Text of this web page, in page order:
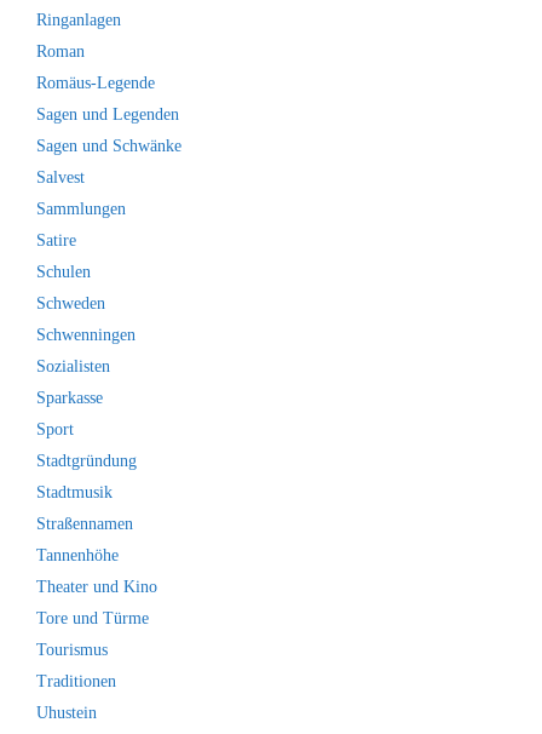
Ringanlagen
Roman
Romäus-Legende
Sagen und Legenden
Sagen und Schwänke
Salvest
Sammlungen
Satire
Schulen
Schweden
Schwenningen
Sozialisten
Sparkasse
Sport
Stadtgründung
Stadtmusik
Straßennamen
Tannenhöhe
Theater und Kino
Tore und Türme
Tourismus
Traditionen
Uhustein